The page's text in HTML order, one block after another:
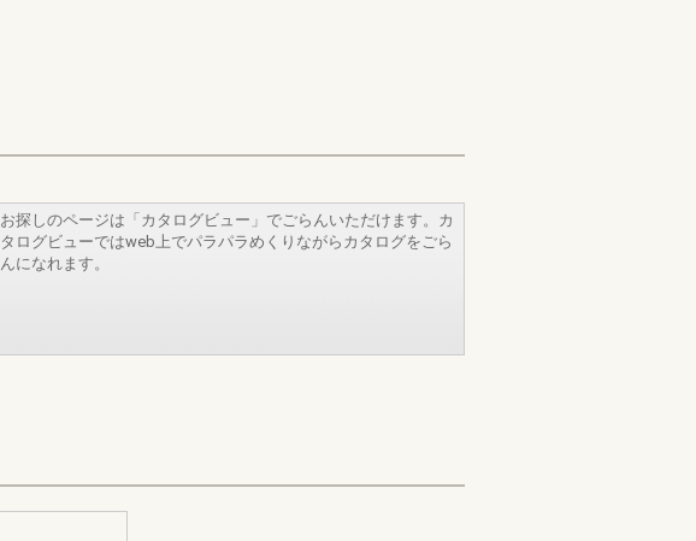
お探しのページは「カタログビュー」でごらんいただけます。カ
タログビューではweb上でパラパラめくりながらカタログをごら
んになれます。